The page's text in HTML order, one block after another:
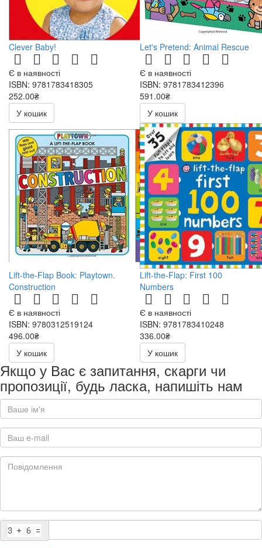
Clever Baby!
Є в наявності
ISBN: 9781783418305
252.00₴
У кошик
Let's Pretend: Animal Rescue
Є в наявності
ISBN: 9781783412396
591.00₴
У кошик
Lift-the-Flap Book: Playtown.
Construction
Є в наявності
ISBN: 9780312519124
496.00₴
У кошик
Lift-the-Flap: First 100
Numbers
Є в наявності
ISBN: 9781783410248
336.00₴
У кошик
Якщо у Вас є запитання, скарги чи
пропозиції, будь ласка, напишіть нам